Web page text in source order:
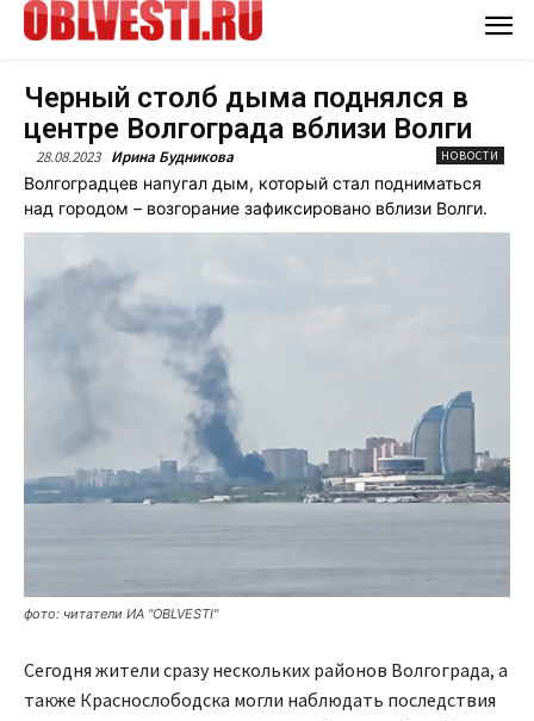
Черный столб дыма поднялся в
центре Волгограда вблизи Волги
28.08.2023 Ирина Будникова НОВОСТИ
Волгоградцев напугал дым, который стал подниматься
над городом – возгорание зафиксировано вблизи Волги.
фото: читатели ИА "OBLVESTI"
Сегодня жители сразу нескольких районов Волгограда, а
также Краснослободска могли наблюдать последствия